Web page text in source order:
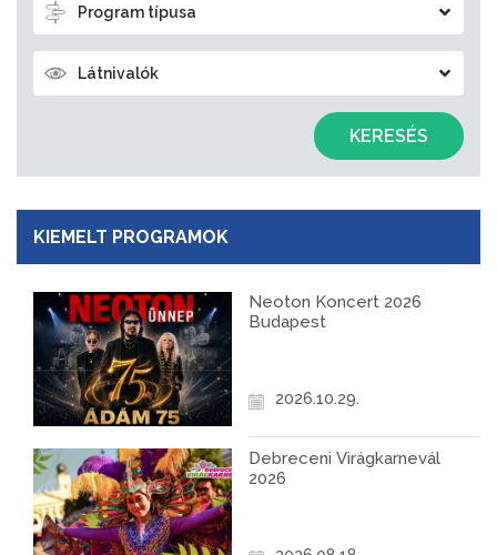
Program típusa
Látnivalók
KERESÉS
KIEMELT PROGRAMOK
Neoton Koncert 2026
Budapest
2026.10.29.
Debreceni Virágkarnevál
2026